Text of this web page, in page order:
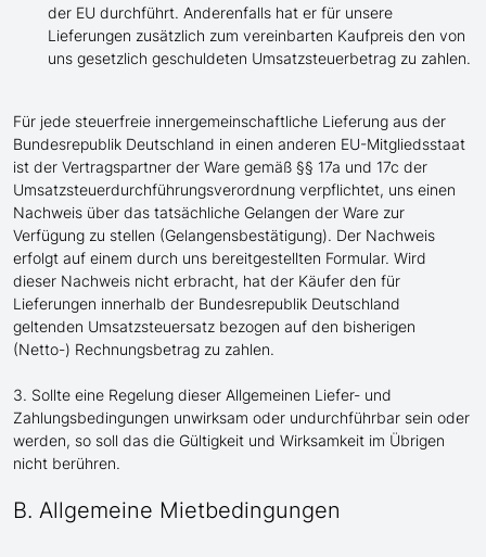
der EU durchführt. Anderenfalls hat er für unsere
Lieferungen zusätzlich zum vereinbarten Kaufpreis den von
uns gesetzlich geschuldeten Umsatzsteuerbetrag zu zahlen.
Für jede steuerfreie innergemeinschaftliche Lieferung aus der
Bundesrepublik Deutschland in einen anderen EU-Mitgliedsstaat
ist der Vertragspartner der Ware gemäß §§ 17a und 17c der
Umsatzsteuerdurchführungsverordnung verpflichtet, uns einen
Nachweis über das tatsächliche Gelangen der Ware zur
Verfügung zu stellen (Gelangensbestätigung). Der Nachweis
erfolgt auf einem durch uns bereitgestellten Formular. Wird
dieser Nachweis nicht erbracht, hat der Käufer den für
Lieferungen innerhalb der Bundesrepublik Deutschland
geltenden Umsatzsteuersatz bezogen auf den bisherigen
(Netto-) Rechnungsbetrag zu zahlen.
3. Sollte eine Regelung dieser Allgemeinen Liefer- und
Zahlungsbedingungen unwirksam oder undurchführbar sein oder
werden, so soll das die Gültigkeit und Wirksamkeit im Übrigen
nicht berühren.
B. Allgemeine Mietbedingungen